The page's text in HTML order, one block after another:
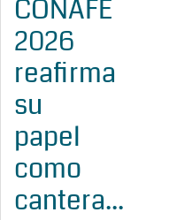
CONAFE
2026
reafirma
su
papel
como
cantera...